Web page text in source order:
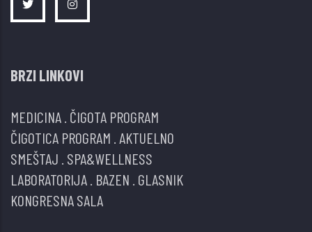
BRZI LINKOVI
MEDICINA ČIGOTA PROGRAM
ČIGOTICA PROGRAM AKTUELNO
SMEŠTAJ SPA&WELLNESS
LABORATORIJA BAZEN GLASNIK
KONGRESNA SALA